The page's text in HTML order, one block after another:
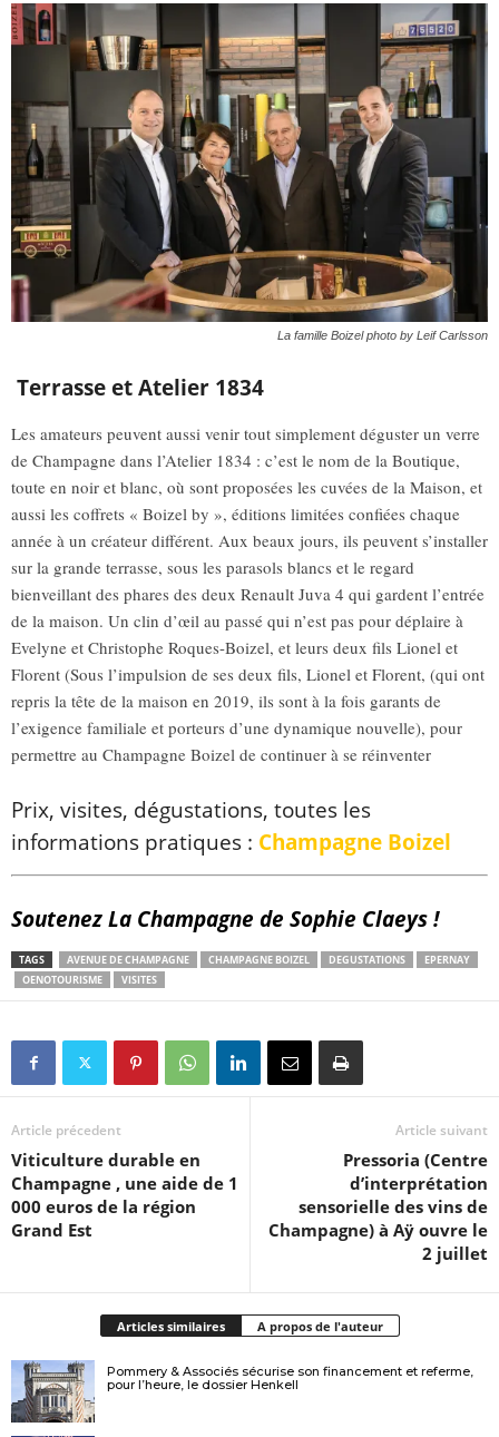
La famille Boizel photo by Leif Carlsson
Terrasse et Atelier 1834
Les amateurs peuvent aussi venir tout simplement déguster un verre
de Champagne dans l’Atelier 1834 : c’est le nom de la Boutique,
toute en noir et blanc, où sont proposées les cuvées de la Maison, et
aussi les coffrets « Boizel by », éditions limitées confiées chaque
année à un créateur différent. Aux beaux jours, ils peuvent s’installer
sur la grande terrasse, sous les parasols blancs et le regard
bienveillant des phares des deux Renault Juva 4 qui gardent l’entrée
de la maison. Un clin d’œil au passé qui n’est pas pour déplaire à
Evelyne et Christophe Roques-Boizel, et leurs deux fils Lionel et
Florent (Sous l’impulsion de ses deux fils, Lionel et Florent, (qui ont
repris la tête de la maison en 2019, ils sont à la fois garants de
l’exigence familiale et porteurs d’une dynamique nouvelle), pour
permettre au Champagne Boizel de continuer à se réinventer
Prix, visites, dégustations, toutes les
informations pratiques : Champagne Boizel
Soutenez La Champagne de Sophie Claeys !
TAGS AVENUE DE CHAMPAGNE CHAMPAGNE BOIZEL DEGUSTATIONS
EPERNAY
OENOTOURISME
VISITES
Article précedent
Viticulture durable en
Champagne , une aide de 1
000 euros de la région
Grand Est
Article suivant
Pressoria (Centre
d’interprétation
sensorielle des vins de
Champagne) à Aÿ ouvre le
2 juillet
Articles similaires A propos de l'auteur
Pommery & Associés sécurise son financement et referme,
pour l’heure, le dossier Henkell